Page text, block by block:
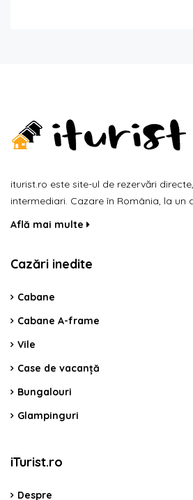
iturist.ro este site-ul de rezervări
intermediari. Cazare în România, la un
Află mai multe
Cazări inedite
Cabane
Cabane A-frame
Vile
Case de vacanță
Bungalouri
Glampinguri
iTurist.ro
Despre